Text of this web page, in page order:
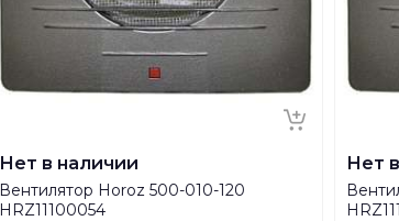
Нет в наличии
Вентилятор Horoz 500-010-120
HRZ11100054
Нет